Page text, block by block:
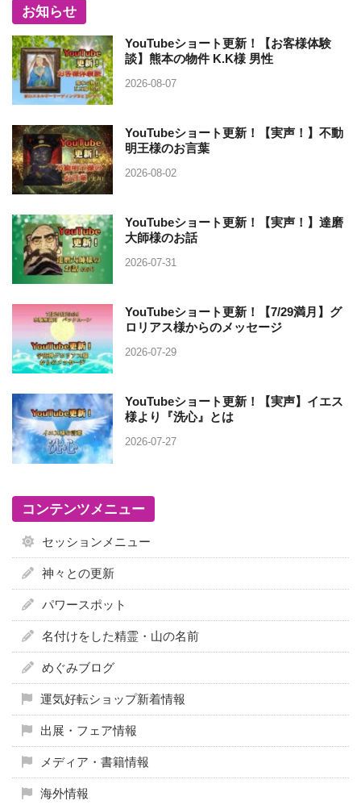
お知らせ
YouTubeショート更新！【お客様体験
談】熊本の物件 K.K様 男性
2026-08-07
YouTubeショート更新！【実声！】不動
明王様のお言葉
2026-08-02
YouTubeショート更新！【実声！】達磨
大師様のお話
2026-07-31
YouTubeショート更新！【7/29満月】グ
ロリアス様からのメッセージ
2026-07-29
YouTubeショート更新！【実声】イエス
様より『洗心』とは
2026-07-27
コンテンツメニュー
セッションメニュー
神々との更新
パワースポット
名付けをした精霊・山の名前
めぐみブログ
運気好転ショップ新着情報
出展・フェア情報
メディア・書籍情報
海外情報